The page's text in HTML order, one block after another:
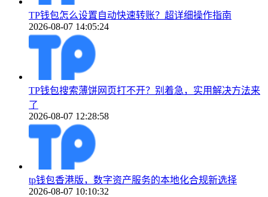
TP钱包怎么设置自动快速转账？超详细操作指南
2026-08-07 14:05:24
TP钱包搜索薄饼网页打不开？别着急，实用解决方法来
了
2026-08-07 12:28:58
tp钱包香港版，数字资产服务的本地化合规新选择
2026-08-07 10:10:32